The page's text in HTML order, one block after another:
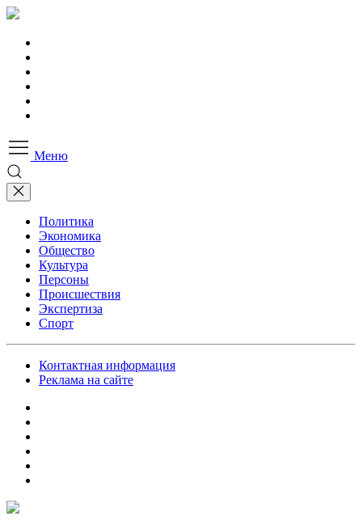
Меню
Политика
Экономика
Общество
Культура
Персоны
Происшествия
Экспертиза
Спорт
Контактная информация
Реклама на сайте